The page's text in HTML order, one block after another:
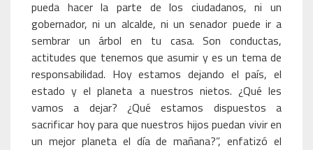
pueda hacer la parte de los ciudadanos, ni un
gobernador, ni un alcalde, ni un senador puede ir a
sembrar un árbol en tu casa. Son conductas,
actitudes que tenemos que asumir y es un tema de
responsabilidad. Hoy estamos dejando el país, el
estado y el planeta a nuestros nietos. ¿Qué les
vamos a dejar? ¿Qué estamos dispuestos a
sacrificar hoy para que nuestros hijos puedan vivir en
un mejor planeta el día de mañana?”, enfatizó el